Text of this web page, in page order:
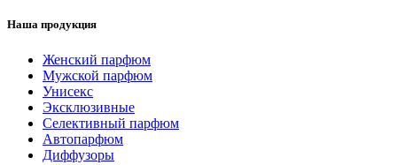
Наша продукция
Женский парфюм
Мужской парфюм
Унисекс
Эксклюзивные
Селективный парфюм
Автопарфюм
Диффузоры